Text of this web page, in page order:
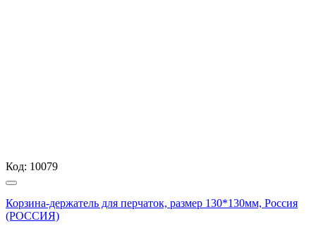
Код: 10079
Корзина-держатель для перчаток, размер 130*130мм, Россия
(РОССИЯ)